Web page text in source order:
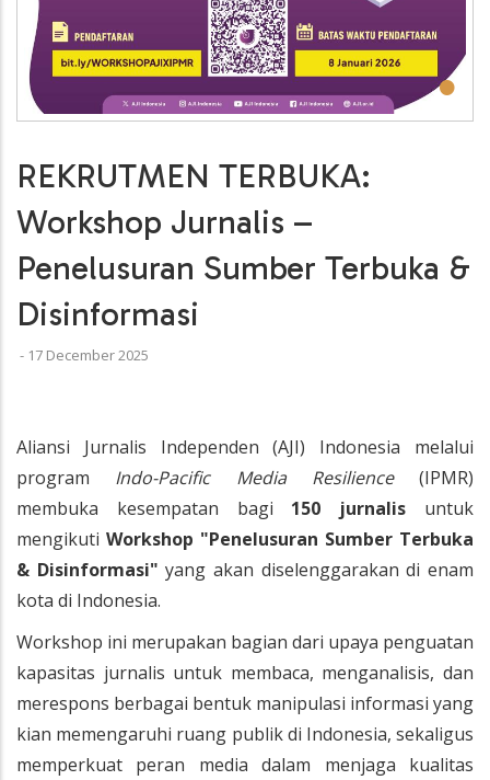
•
REKRUTMEN TERBUKA:
Workshop Jurnalis –
Penelusuran Sumber Terbuka &
Disinformasi
- 17 December 2025
Aliansi Jurnalis Independen (AJI) Indonesia melalui
program Indo-Pacific Media Resilience(IPMR)
membuka kesempatan bagi 150 jurnalis untuk
mengikuti Workshop "Penelusuran Sumber Terbuka
& Disinformasi"yang akan diselenggarakan di enam
kota di Indonesia.
Workshop ini merupakan bagian dari upaya penguatan
kapasitas jurnalis untuk membaca, menganalisis, dan
merespons berbagai bentuk manipulasi informasi yang
kian memengaruhi ruang publik di Indonesia, sekaligus
memperkuat peran media dalam menjaga kualitas